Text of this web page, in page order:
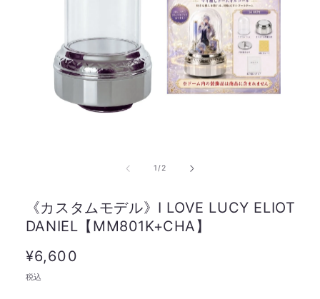
1/の
2
《カスタムモデル》I LOVE LUCY ELIOT
DANIEL【MM801K+CHA】
通
常
¥6,600
税込